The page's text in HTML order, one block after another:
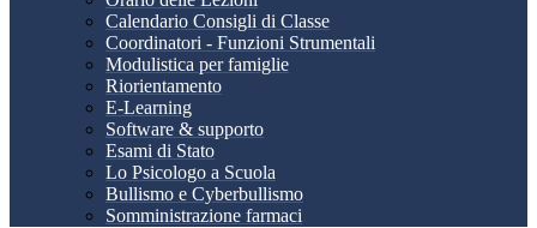
Calendario Consigli di Classe
Coordinatori - Funzioni Strumentali
Modulistica per famiglie
Riorientamento
E-Learning
Software & supporto
Esami di Stato
Lo Psicologo a Scuola
Bullismo e Cyberbullismo
Somministrazione farmaci